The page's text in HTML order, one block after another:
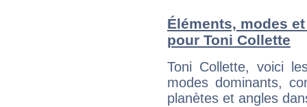
Éléments, modes
pour Toni Collette
Toni Collette, voici
modes dominants,
planètes et angles